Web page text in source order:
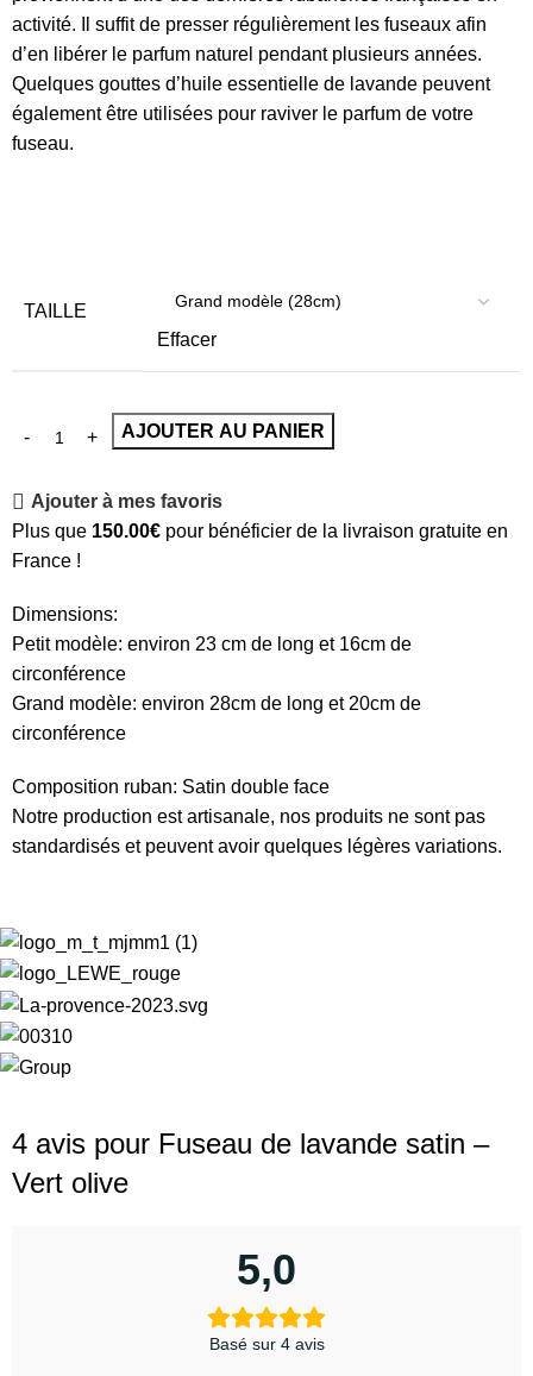
activité. Il suffit de presser régulièrement les fuseaux afin
d’en libérer le parfum naturel pendant plusieurs années.
Quelques gouttes d’huile essentielle de lavande peuvent
également être utilisées pour raviver le parfum de votre
fuseau.
TAILLE
Effacer
AJOUTER AU PANIER
Ajouter à mes favoris
Plus que 150.00€ pour bénéficier de la livraison gratuite en
France !
Dimensions:
Petit modèle: environ 23 cm de long et 16cm de
circonférence
Grand modèle: environ 28cm de long et 20cm de
circonférence
Composition ruban: Satin double face
Notre production est artisanale, nos produits ne sont pas
standardisés et peuvent avoir quelques légères variations.
4 avis pour Fuseau de lavande satin –
Vert olive
5,0
Basé sur 4 avis